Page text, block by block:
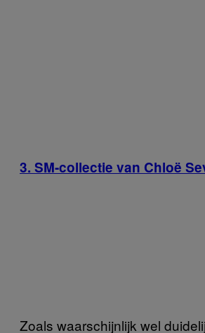
3. SM-collectie van Chloë
Zoals waarschijnlijk wel